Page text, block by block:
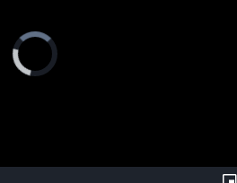
Video
Player
is
loading.